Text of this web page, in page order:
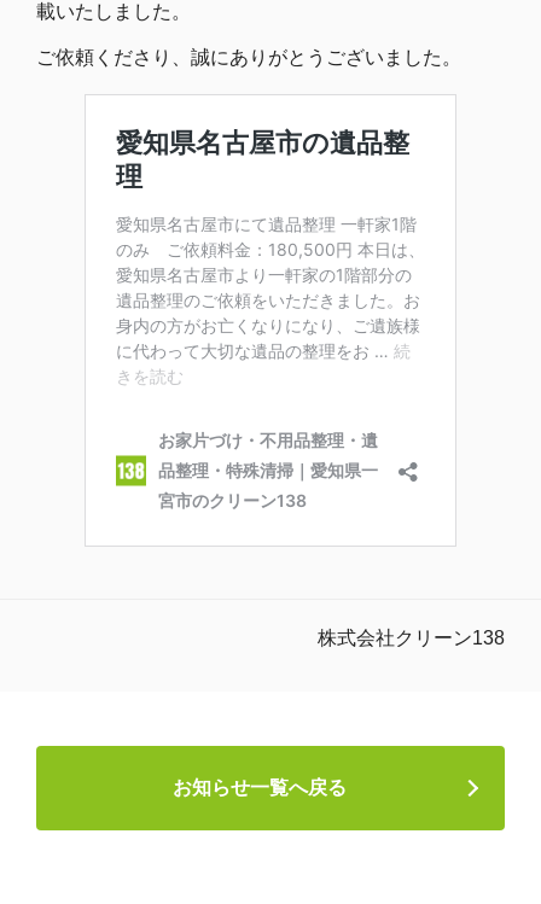
載いたしました。
ご依頼くださり、誠にありがとうございました。
株式会社クリーン138
お知らせ一覧へ戻る